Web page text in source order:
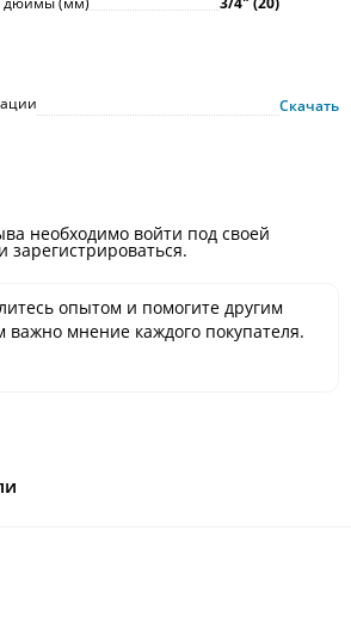
Скачать
необходимо войти под своей
опытом и помогите другим
важно мнение каждого покупателя.